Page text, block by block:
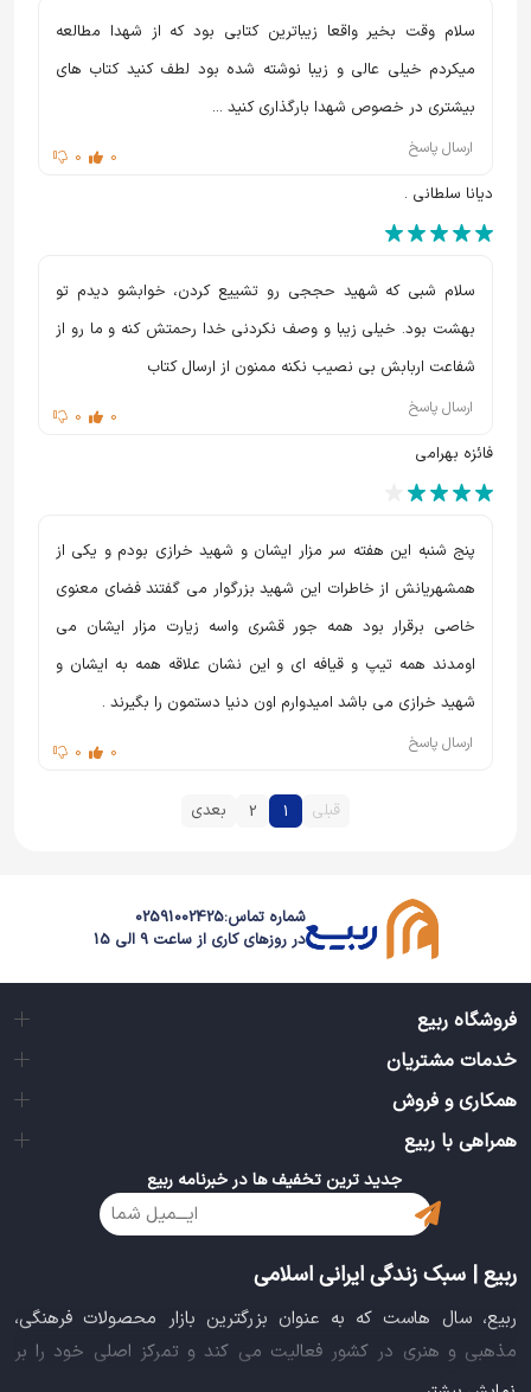
سلام وقت بخیر واقعا زیباترین کتابی بود که از شهدا مطالعه
میکردم خیلی عالی و زیبا نوشته شده بود لطف کنید کتاب های
بیشتری در خصوص شهدا بارگذاری کنید ...
0
0 ارسال پاسخ
دیانا سلطانی .
سلام شبی که شهید حججی رو تشییع کردن، خوابشو دیدم تو
بهشت بود. خیلی زیبا و وصف نکردنی خدا رحمتش کنه و ما رو از
شفاعت اربابش بی نصیب نکنه ممنون از ارسال کتاب
0
0 ارسال پاسخ
فائزه بهرامی
پنج شنبه این هفته سر مزار ایشان و شهید خرازی بودم و یکی از
همشهریانش از خاطرات این شهید بزرگوار می گفتند فضای معنوی
خاصی برقرار بود همه جور قشری واسه زیارت مزار ایشان می
اومدند همه تیپ و قیافه ای و این نشان علاقه همه به ایشان و
شهید خرازی می باشد امیدوارم اون دنیا دستمون را بگیرند .
0
0 ارسال پاسخ
قبلی 1
2 بعدی
شماره تماس:02591002425
در روزهای کاری از ساعت 9 الی 15
فروشگاه ربیع
خدمات مشتریان
همکاری و فروش
همراهی با ربیع
جدید ترین تخفیف ها در خبرنامه ربیع
ربیع | سبک زندگی ایرانی اسلامی
ربیع، سال هاست که به عنوان بزرگترین بازار محصولات فرهنگی،
مذهبی و هنری در کشور فعالیت می کند و تمرکز اصلی خود را بر
سبک زندگی ایرانی اسلامی قرار داده است. این بازار مجموعه کاملی از